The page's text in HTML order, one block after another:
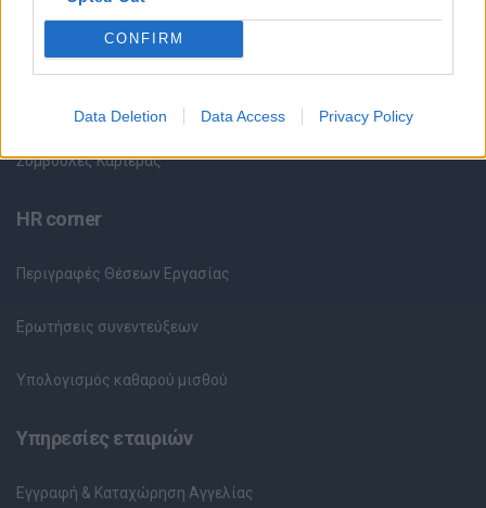
CONFIRM
Data Deletion Data Access Privacy Policy
Υπηρεσίες υποψηφίων
Καταχώρηση Online Βιογραφικού
Συμβουλές Καριέρας
HR corner
Περιγραφές Θέσεων Εργασίας
Ερωτήσεις συνεντεύξεων
Υπολογισμός καθαρού μισθού
Υπηρεσίες εταιριών
Εγγραφή & Καταχώρηση Αγγελίας